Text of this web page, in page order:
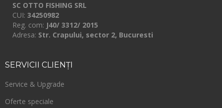
SC OTTO FISHING SRL
CUI: 34250982
Reg. com: J40/ 3312/ 2015
Adresa: Str. Crapului, sector 2, Bucuresti
SERVICII CLIENŢI
Service & Upgrade
Oferte speciale